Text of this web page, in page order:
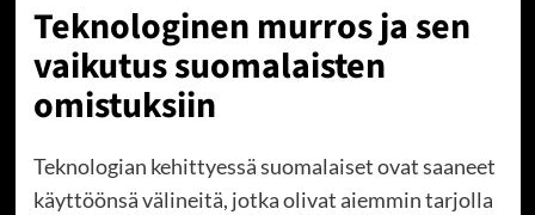
Teknologinen murros ja sen
vaikutus suomalaisten
omistuksiin
Teknologian kehittyessä suomalaiset ovat saaneet
käyttöönsä välineitä, jotka olivat aiemmin tarjolla